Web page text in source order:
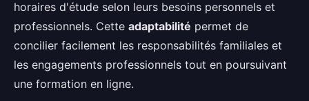
horaires d'étude selon leurs besoins personnels et
professionnels. Cette adaptabilité permet de
concilier facilement les responsabilités familiales et
les engagements professionnels tout en poursuivant
une formation en ligne.